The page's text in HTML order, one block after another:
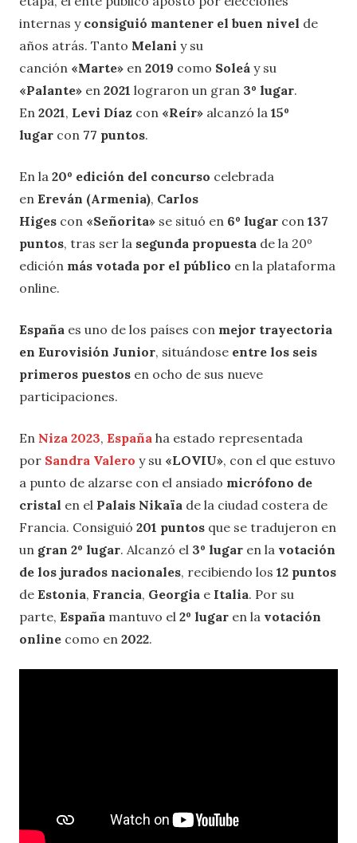
internas y consiguió mantener el buen nivel de
años atrás. Tanto Melani y su
canción «Marte» en 2019 como Soleá y su
«Palante» en 2021 lograron un gran 3º lugar.
En 2021, Levi Díaz con «Reír» alcanzó la 15º
lugar con 77 puntos.
En la 20º edición del concurso celebrada
en Ereván (Armenia), Carlos
Higes con «Señorita» se situó en 6º lugar con 137
puntos, tras ser la segunda propuesta de la 20º
edición más votada por el público en la plataforma
online.
España es uno de los países con mejor trayectoria
en Eurovisión Junior, situándose entre los seis
primeros puestos en ocho de sus nueve
participaciones.
En Niza 2023, España ha estado representada
por Sandra Valero y su «LOVIU», con el que estuvo
a punto de alzarse con el ansiado micrófono de
cristal en el Palais Nikaïa de la ciudad costera de
Francia. Consiguió 201 puntos que se tradujeron en
un gran 2º lugar. Alcanzó el 3º lugar en la votación
de los jurados nacionales, recibiendo los 12 puntos
de Estonia, Francia, Georgia e Italia. Por su
parte, España mantuvo el 2º lugar en la votación
online como en 2022.